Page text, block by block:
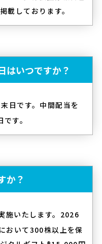
載しております。
はいつですか？
日です。中間配当を
す。
か？
施いたします。2026
おいて300株以上を保